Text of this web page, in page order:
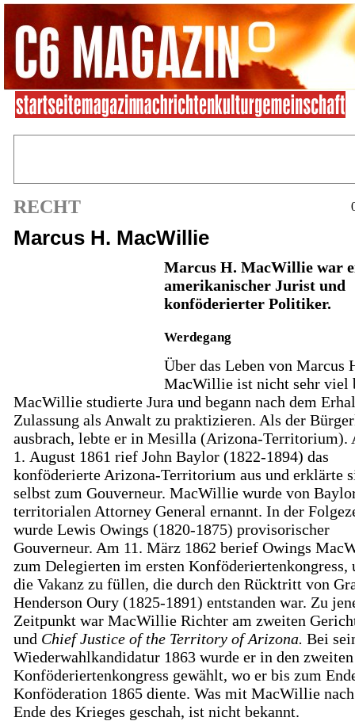
RECHT
Marcus H. MacWillie
Marcus H. MacWillie war
amerikanischer Jurist und
konföderierter Politiker.
Werdegang
Über das Leben von Marcus
MacWillie ist nicht sehr viel
MacWillie studierte Jura und begann nach dem
Zulassung als Anwalt zu praktizieren. Als der
ausbrach, lebte er in Mesilla (Arizona-Territorium).
1. August 1861 rief John Baylor (1822-1894) das
konföderierte Arizona-Territorium aus und erklärte
selbst zum Gouverneur. MacWillie wurde von
territorialen Attorney General ernannt. In der
wurde Lewis Owings (1820-1875) provisorischer
Gouverneur. Am 11. März 1862 berief Owings
zum Delegierten im ersten Konföderiertenkongress,
die Vakanz zu füllen, die durch den Rücktritt von
Henderson Oury (1825-1891) entstanden war. Zu
Zeitpunkt war MacWillie Richter am zweiten
und Chief Justice of the Territory of Arizona. Bei
Wiederwahlkandidatur 1863 wurde er in den zweiten
Konföderiertenkongress gewählt, wo er bis zum
Konföderation 1865 diente. Was mit MacWillie
Ende des Krieges geschah, ist nicht bekannt.